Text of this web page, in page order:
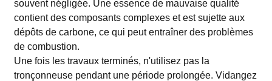
souvent négligée. Une essence de mauvaise qualité
contient des composants complexes et est sujette aux
dépôts de carbone, ce qui peut entraîner des problèmes
de combustion.
Une fois les travaux terminés, n'utilisez pas la
tronçonneuse pendant une période prolongée. Vidangez